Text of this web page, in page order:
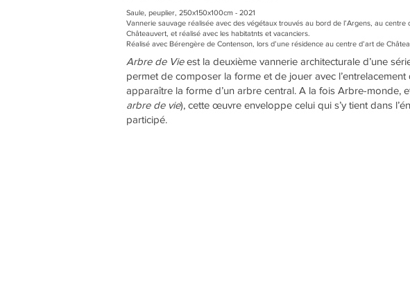
Saule, peuplier, 250x150x100cm - 2021
Vannerie sauvage réalisée avec des végétaux trouvés au bord de l’Argens, au centre
Châteauvert, et réalisé avec les habitatnts et vacanciers.
Réalisé avec Bérengère de Contenson, lors d’une résidence au centre d’art de
Arbre de Vieest la deuxième vannerie architecturale d’une
permet de composer la forme et de jouer avec
apparaître la forme d’un arbre central. A la fois Arbre-monde,
arbre de vie), cette œuvre enveloppe celui qui s’y tient dans
participé.